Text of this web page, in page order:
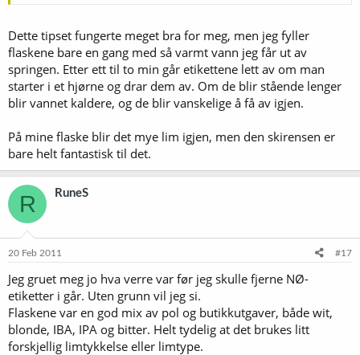
Dette tipset fungerte meget bra for meg, men jeg fyller
flaskene bare en gang med så varmt vann jeg får ut av
springen. Etter ett til to min går etikettene lett av om man
starter i et hjørne og drar dem av. Om de blir stående lenger
blir vannet kaldere, og de blir vanskelige å få av igjen.
På mine flaske blir det mye lim igjen, men den skirensen er
bare helt fantastisk til det.
R RuneS
20 Feb 2011 #17
Jeg gruet meg jo hva verre var før jeg skulle fjerne NØ-
etiketter i går. Uten grunn vil jeg si.
Flaskene var en god mix av pol og butikkutgaver, både wit,
blonde, IBA, IPA og bitter. Helt tydelig at det brukes litt
forskjellig limtykkelse eller limtype.